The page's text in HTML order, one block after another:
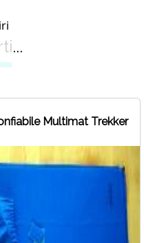
Multimat Trekker